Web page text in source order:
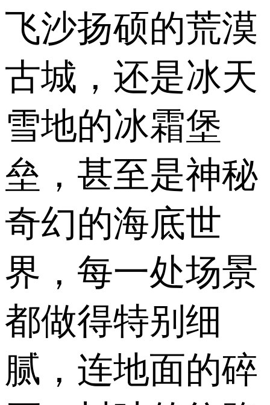
飞沙扬硕的荒漠
古城，还是冰天
雪地的冰霜堡
垒，甚至是神秘
奇幻的海底世
界，每一处场景
都做得特别细
腻，连地面的碎